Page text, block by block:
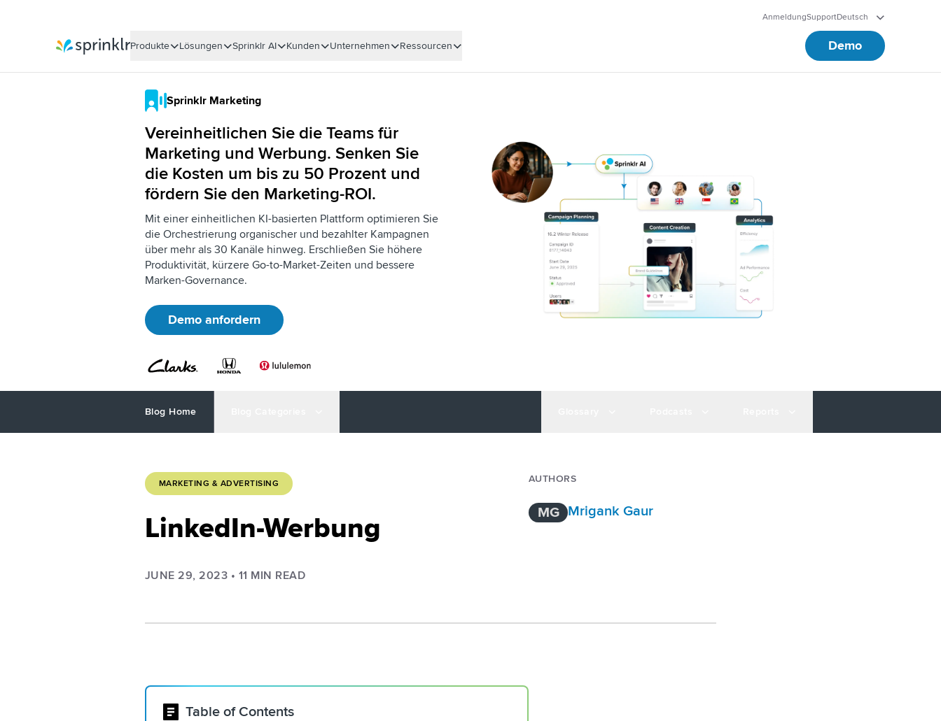
AnmeldungSupportDeutsch
Produkte Lösungen Sprinklr AI Kunden Unternehmen Ressourcen Demo
Sprinklr Marketing
Vereinheitlichen Sie die Teams für
Marketing und Werbung. Senken Sie
die Kosten um bis zu 50 Prozent und
fördern Sie den Marketing-ROI.
Mit einer einheitlichen KI-basierten Plattform optimieren Sie
die Orchestrierung organischer und bezahlter Kampagnen
über mehr als 30 Kanäle hinweg. Erschließen Sie höhere
Produktivität, kürzere Go-to-Market-Zeiten und bessere
Marken-Governance.
Demo anfordern
Blog Home
MARKETING & ADVERTISING
LinkedIn-Werbung
JUNE 29, 2023 • 11 MIN READ
AUTHORS
MG Mrigank Gaur
Table of Contents